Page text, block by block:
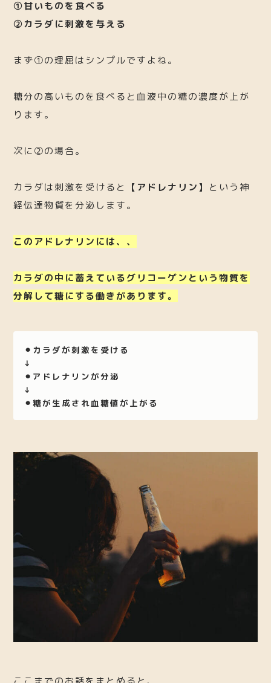
①甘いものを食べる
②カラダに刺激を与える
まず①の理屈はシンプルですよね。
糖分の高いものを食べると血液中の糖の濃度が上が
ります。
次に②の場合。
カラダは刺激を受けると 【アドレナリン】 という神
経伝達物質を分泌します。
このアドレナリンには、、
カラダの中に蓄えているグリコーゲンという物質を
分解して糖にする働きがあります。
⚫︎カラダが刺激を受ける
↓
⚫︎アドレナリンが分泌
↓
⚫︎糖が生成され血糖値が上がる